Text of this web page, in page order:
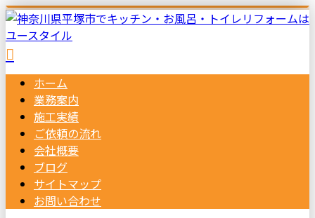
ホーム
業務案内
施工実績
ご依頼の流れ
会社概要
ブログ
サイトマップ
お問い合わせ